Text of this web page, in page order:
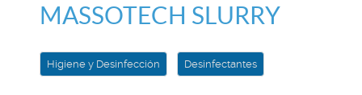
MASSOTECH SLURRY
Higiene y Desinfección Desinfectantes